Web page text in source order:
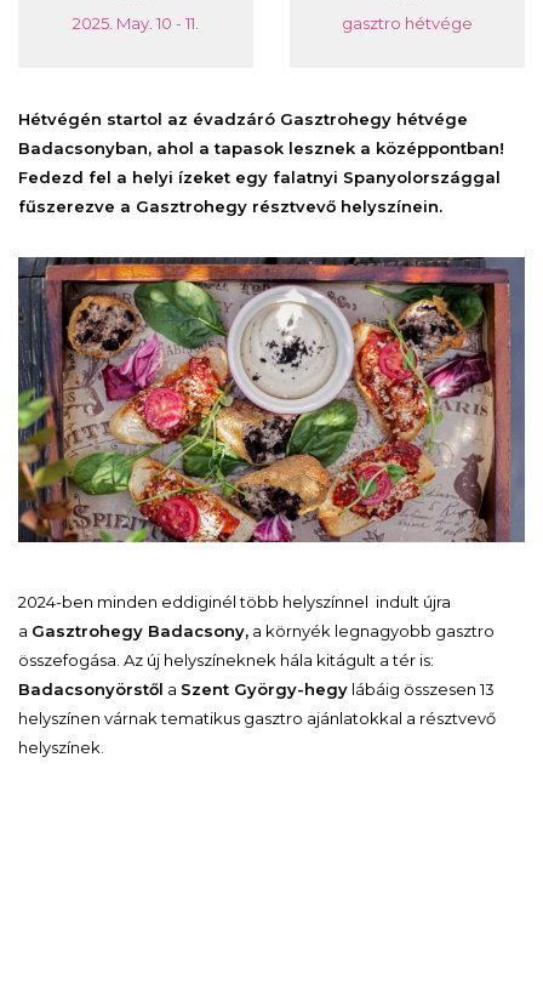
2025. May. 10 - 11. gasztro hétvége
Hétvégén startol az évadzáró Gasztrohegy hétvége
Badacsonyban, ahol a tapasok lesznek a középpontban!
Fedezd fel a helyi ízeket egy falatnyi Spanyolországgal
fűszerezve a Gasztrohegy résztvevő helyszínein.
2024-ben minden eddiginél több helyszínnel indult újra
a Gasztrohegy Badacsony, a környék legnagyobb gasztro
összefogása. Az új helyszíneknek hála kitágult a tér is:
Badacsonyörstől a Szent György-hegy lábáig összesen 13
helyszínen várnak tematikus gasztro ajánlatokkal a résztvevő
helyszínek.